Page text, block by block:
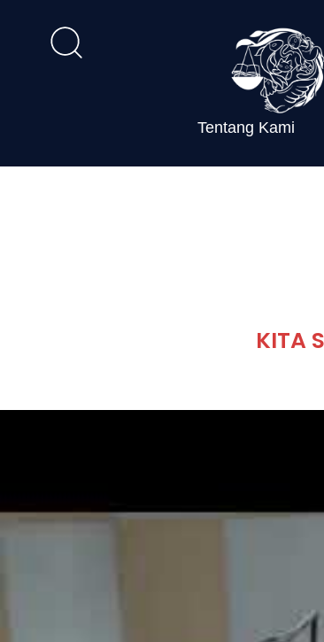
Tentang Kami
KITA